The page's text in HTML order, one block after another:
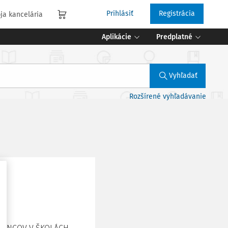
kancelária Prihlásiť Registrácia
Aplikácie Predplatné
Vyhľadať
Rozšírené vyhľadávanie